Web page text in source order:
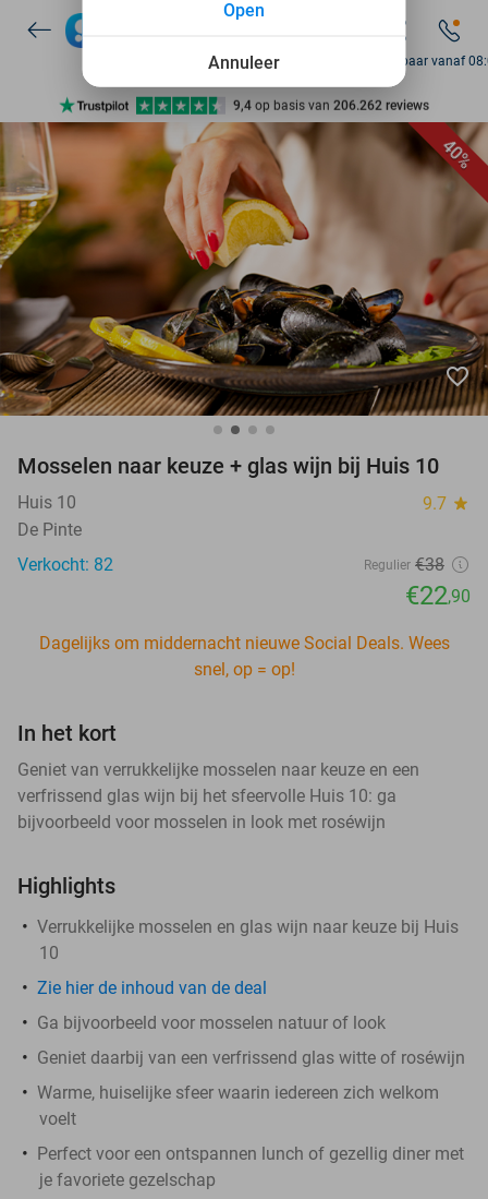
7 dagen per week beschikbaar
10+ miljoen leden
9,4 op basis van 206.262 reviews
Ontdek 15.000+ deals
7 dagen per week beschikbaar
10+ miljoen leden
Bereikbaar vanaf
40%
favorite_border
Mosselen naar keuze + glas wijn bij Huis 10
Huis 10 9.7 star
De Pinte
Verkocht: 82
Regulier €38
€22,90
Dagelijks om middernacht nieuwe Social Deals. Wees
snel, op = op!
In het kort
Geniet van verrukkelijke mosselen naar keuze en een
verfrissend glas wijn bij het sfeervolle Huis 10: ga
bijvoorbeeld voor mosselen in look met roséwijn
Highlights
Verrukkelijke mosselen en glas wijn naar keuze bij Huis
10
Zie hier de inhoud van de deal
Ga bijvoorbeeld voor mosselen natuur of look
Geniet daarbij van een verfrissend glas witte of roséwijn
Warme, huiselijke sfeer waarin iedereen zich welkom
voelt
Perfect voor een ontspannen lunch of gezellig diner met
je favoriete gezelschap
Annuleer
Open